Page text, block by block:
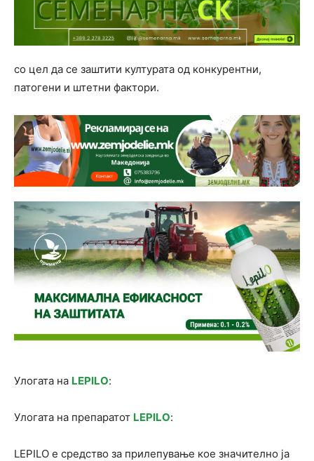
со цел да се заштити културата од конкурентни,
патогени и штетни фактори.
Улогата на LEPILO:
Улогата на препаратот LEPILO:
LEPILO е средство за прилепување кое значително ја